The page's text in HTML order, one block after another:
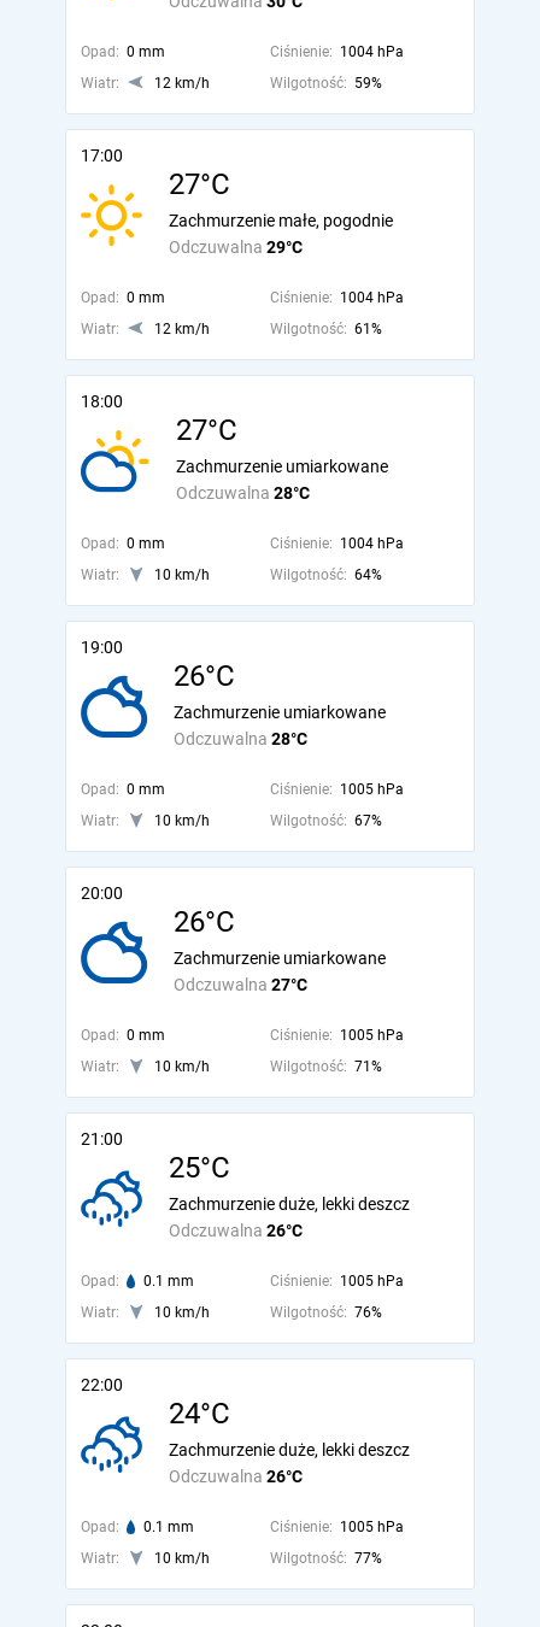
Opad: 0 mm Ciśnienie: 1004 hPa
Wiatr:
12 km/h Wilgotność: 59%
17:00
27°C
Odczuwalna 29°C
Zachmurzenie małe, pogodnie
Opad: 0 mm Ciśnienie: 1004 hPa
Wiatr:
12 km/h Wilgotność: 61%
18:00
27°C
Odczuwalna 28°C
Zachmurzenie umiarkowane
Opad: 0 mm Ciśnienie: 1004 hPa
Wiatr:
10 km/h Wilgotność: 64%
19:00
26°C
Odczuwalna 28°C
Zachmurzenie umiarkowane
Opad: 0 mm Ciśnienie: 1005 hPa
Wiatr:
10 km/h Wilgotność: 67%
20:00
26°C
Odczuwalna 27°C
Zachmurzenie umiarkowane
Opad: 0 mm Ciśnienie: 1005 hPa
Wiatr:
10 km/h Wilgotność: 71%
21:00
25°C
Odczuwalna 26°C
Zachmurzenie duże, lekki deszcz
Opad: 0.1 mm Ciśnienie: 1005 hPa
Wiatr:
10 km/h Wilgotność: 76%
22:00
24°C
Odczuwalna 26°C
Zachmurzenie duże, lekki deszcz
Opad: 0.1 mm Ciśnienie: 1005 hPa
Wiatr:
10 km/h Wilgotność: 77%